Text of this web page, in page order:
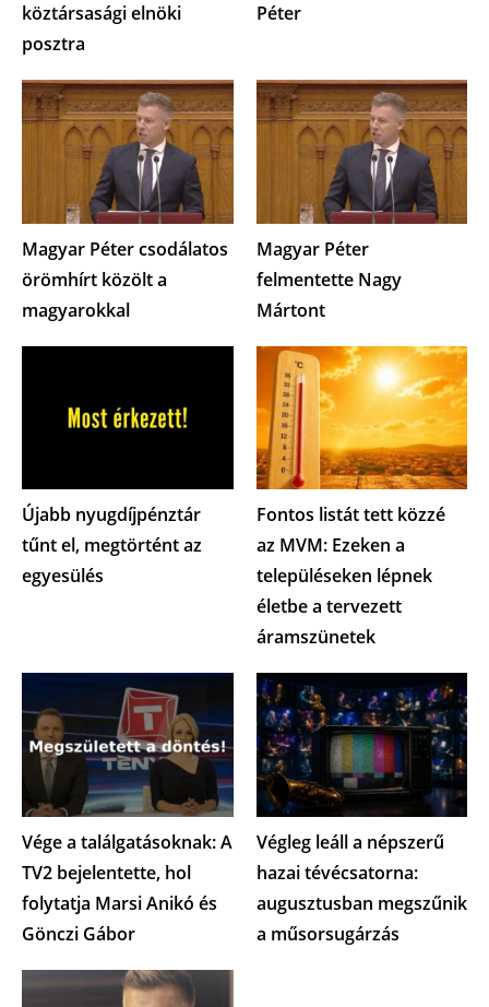
köztársasági elnöki
posztra
Péter
Magyar Péter csodálatos
örömhírt közölt a
magyarokkal
Magyar Péter
felmentette Nagy
Mártont
Újabb nyugdíjpénztár
tűnt el, megtörtént az
egyesülés
Fontos listát tett közzé
az MVM: Ezeken a
településeken lépnek
életbe a tervezett
áramszünetek
Vége a találgatásoknak: A
TV2 bejelentette, hol
folytatja Marsi Anikó és
Gönczi Gábor
Végleg leáll a népszerű
hazai tévécsatorna:
augusztusban megszűnik
a műsorsugárzás